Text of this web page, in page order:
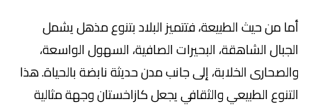
أما من حيث الطبيعة، فتتميز البلاد بتنوع مذهل يشمل
الجبال الشاهقة، البحيرات الصافية، السهول الواسعة،
والصحارى الخلابة، إلى جانب مدن حديثة نابضة بالحياة. هذا
التنوع الطبيعي والثقافي يجعل كازاخستان وجهة مثالية